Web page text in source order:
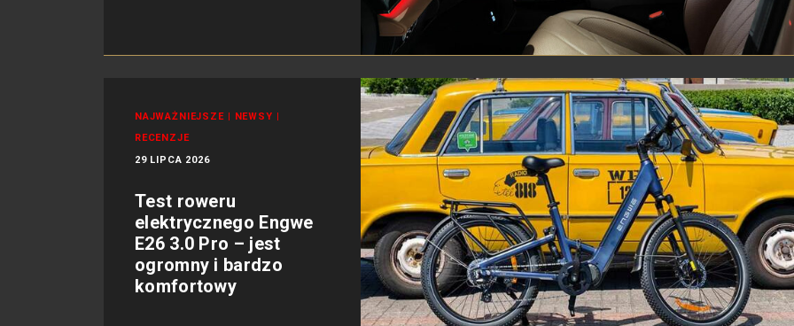
NAJWAŻNIEJSZE | NEWSY |
RECENZJE
29 LIPCA 2026
Test roweru
elektrycznego Engwe
E26 3.0 Pro – jest
ogromny i bardzo
komfortowy